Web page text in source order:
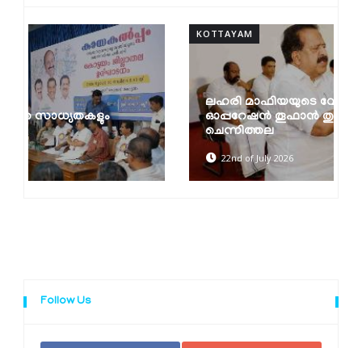
KOTTAYAM
ലഹരി മാഫിയയുടെ വേരറുക്കുന്നതുവരെ
ഓപ്പറേഷൻ തൂഫാൻ തുടരും: മന്ത്രി രമേശ്
ചെന്നിത്തല
22nd of July 2026
Follow Us